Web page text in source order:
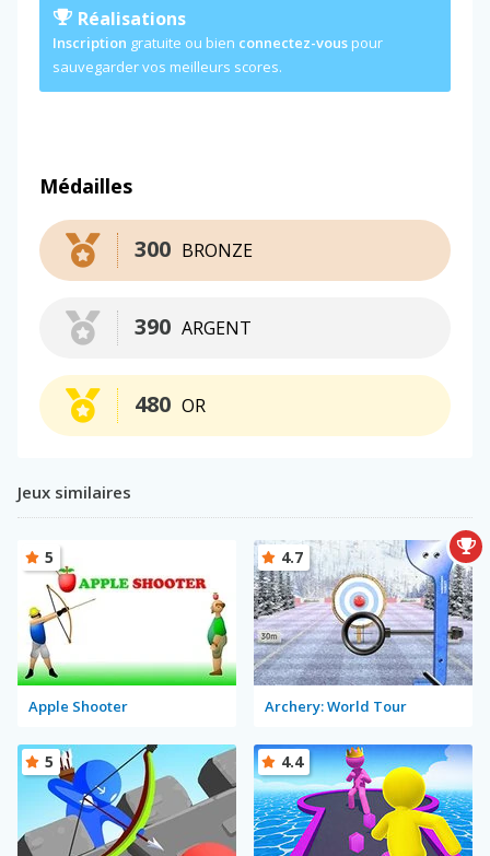
Réalisations
Inscription gratuite ou bien connectez-vous pour
sauvegarder vos meilleurs scores.
Médailles
BRONZE
300
ARGENT
390
OR
480
Jeux similaires
Apple Shooter
5
Archery: World Tour
4.7
5 4.4